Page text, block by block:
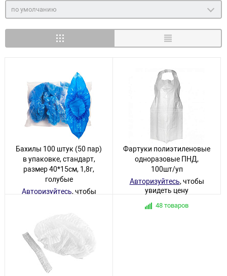
по умолчанию
Бахилы 100 штук (50 пар)
в упаковке, стандарт,
размер 40*15см, 1,8г,
голубые
Авторизуйтесь, чтобы
Фартуки полиэтиленовые
одноразовые ПНД,
100шт/уп
Авторизуйтесь, чтобы
увидеть цену
48 товаров